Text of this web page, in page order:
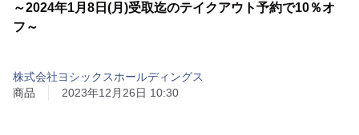
～2024年1月8日(月)受取迄のテイクアウト予約で10％オ
フ～
株式会社ヨシックスホールディングス
商品
2023年12月26日 10:30